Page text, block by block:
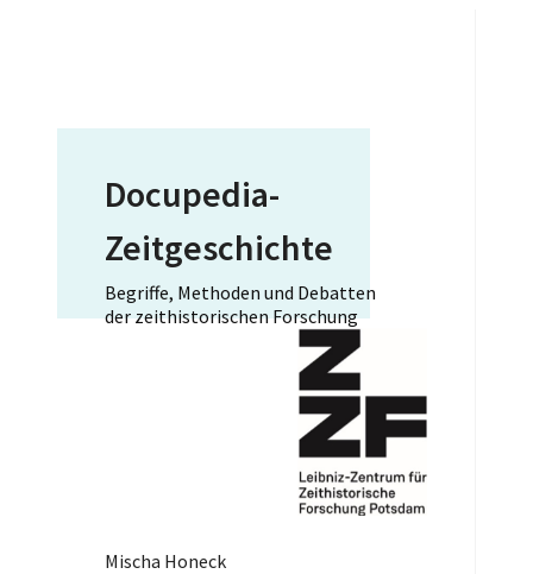
Docupedia-
Zeitgeschichte
Begriffe, Methoden und Debatten
der zeithistorischen Forschung
Mischa Honeck